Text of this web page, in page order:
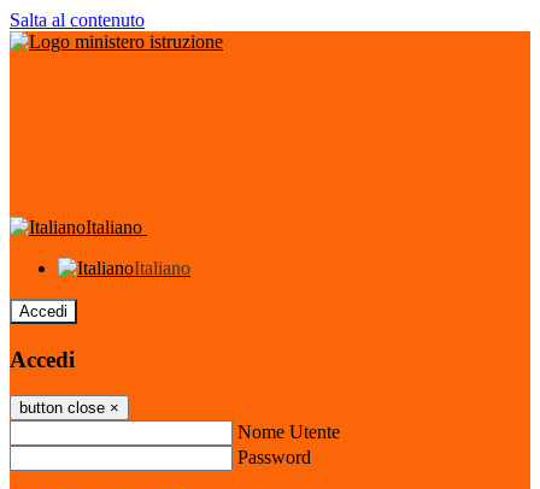
Salta al contenuto
Italiano
Italiano
Accedi
Accedi
button close ×
Nome Utente
Password